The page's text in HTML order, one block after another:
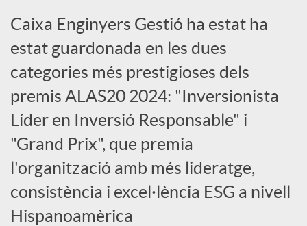
d
o
r
d
e
Caixa Enginyers Gestió ha estat ha
estat guardonada en les dues
categories més prestigioses dels
premis ALAS20 2024: "Inversionista
Líder en Inversió Responsable" i
"Grand Prix", que premia
l'organització amb més lideratge,
consistència i excel·lència ESG a nivell
Hispanoamèrica